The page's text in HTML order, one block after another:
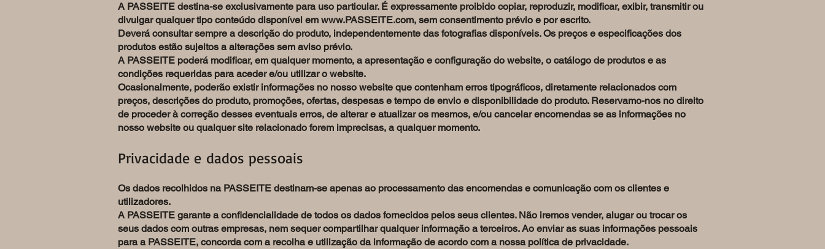
A PASSEITE destina-se exclusivamente para uso particular. É expressamente proibido copiar, reproduzir, modificar, exibir, transmitir ou
divulgar qualquer tipo conteúdo disponível em www.PASSEITE.com, sem consentimento prévio e por escrito.
Deverá consultar sempre a descrição do produto, independentemente das fotografias disponíveis. Os preços e especificações dos
produtos estão sujeitos a alterações sem aviso prévio.
A PASSEITE poderá modificar, em qualquer momento, a apresentação e configuração do website, o catálogo de produtos e as
condições requeridas para aceder e/ou utilizar o website.
Ocasionalmente, poderão existir informações no nosso website que contenham erros tipográficos, diretamente relacionados com
preços, descrições do produto, promoções, ofertas, despesas e tempo de envio e disponibilidade do produto. Reservamo-nos no direito
de proceder à correção desses eventuais erros, de alterar e atualizar os mesmos, e/ou cancelar encomendas se as informações no
nosso website ou qualquer site relacionado forem imprecisas, a qualquer momento.
Privacidade e dados pessoais
Os dados recolhidos na PASSEITE destinam-se apenas ao processamento das encomendas e comunicação com os clientes e
utilizadores.
A PASSEITE garante a confidencialidade de todos os dados fornecidos pelos seus clientes. Não iremos vender, alugar ou trocar os
seus dados com outras empresas, nem sequer compartilhar qualquer informação a terceiros. Ao enviar as suas informações pessoais
para a PASSEITE, concorda com a recolha e utilização da informação de acordo com a nossa política de privacidade.